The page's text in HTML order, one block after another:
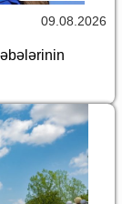
09.08.2026